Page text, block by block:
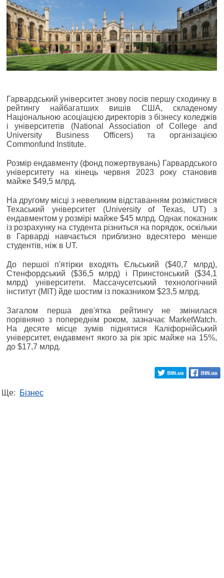
Гарвардський університет знову посів першу сходинку в
рейтингу найбагатших вишів США, складеному
Національною асоціацією директорів з бізнесу коледжів
і університетів (National Association of College and
University Business Officers) та організацією
Commonfund Institute.
Розмір ендавменту (фонд пожертвувань) Гарвардського
університету на кінець червня 2023 року становив
майже $49,5 млрд.
На другому місці з невеликим відставанням розмістився
Техаський університет (University of Texas, UT) з
ендавментом у розмірі майже $45 млрд. Однак показник
із розрахунку на студента різниться на порядок, оскільки
в Гарварді навчається приблизно вдесятеро менше
студентів, ніж в UT.
До першої п'ятірки входять Єльський ($40,7 млрд),
Стенфордський ($36,5 млрд) і Принстонський ($34,1
млрд) університети. Массачусетський технологічний
інститут (MIT) йде шостим із показником $23,5 млрд.
Загалом перша дев'ятка рейтингу не змінилася
порівняно з попереднім роком, зазначає MarketWatch.
На десяте місце зумів піднятися Каліфорнійський
університет, ендавмент якого за рік зріс майже на 15%,
до $17,7 млрд.
Ще: Бізнес